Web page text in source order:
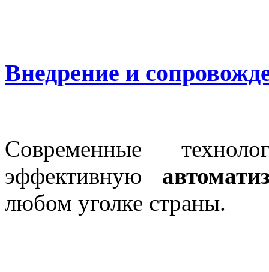
Внедрение и
Современные
эффективную
любом уголке страны.